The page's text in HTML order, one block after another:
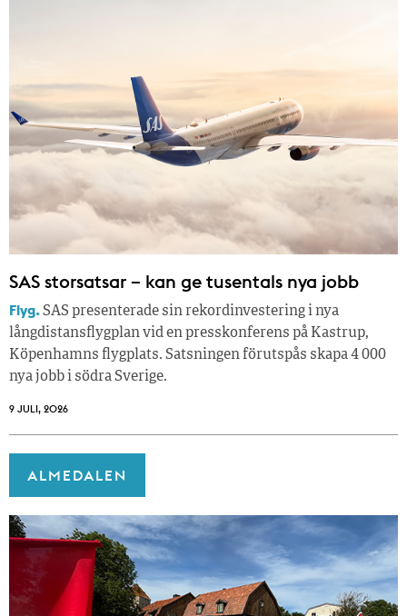
SAS storsatsar – kan ge tusentals nya jobb
Flyg.SAS presenterade sin rekordinvestering i nya
långdistansflygplan vid en presskonferens på Kastrup,
Köpenhamns flygplats. Satsningen förutspås skapa 4 000
nya jobb i södra Sverige.
9 JULI, 2026
ALMEDALEN